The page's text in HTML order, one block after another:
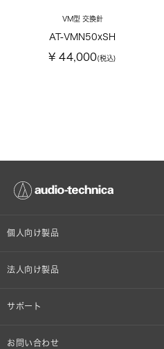
VM型 交換針
AT-VMN50xSH
¥ 44,000(税込)
個人向け製品
オンラインストア限定
法人向け製品
設備音響機器
サポート
個人向け製品サポート
お問い合わせ